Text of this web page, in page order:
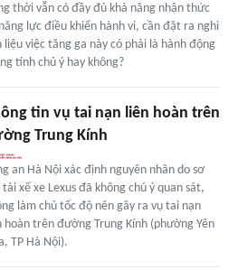
thời vẫn có đầy đủ khả năng nhận thức
lực điều khiển hành vi, cần đặt ra nghi
liệu việc tăng ga này có phải là hành động
tính chủ ý hay không?
tin vụ tai nạn liên hoàn trên
Trung Kính
an Hà Nội xác định nguyên nhân do sơ
tài xế xe Lexus đã không chú ý quan sát,
làm chủ tốc độ nên gây ra vụ tai nạn
hoàn trên đường Trung Kính (phường Yên
TP Hà Nội).